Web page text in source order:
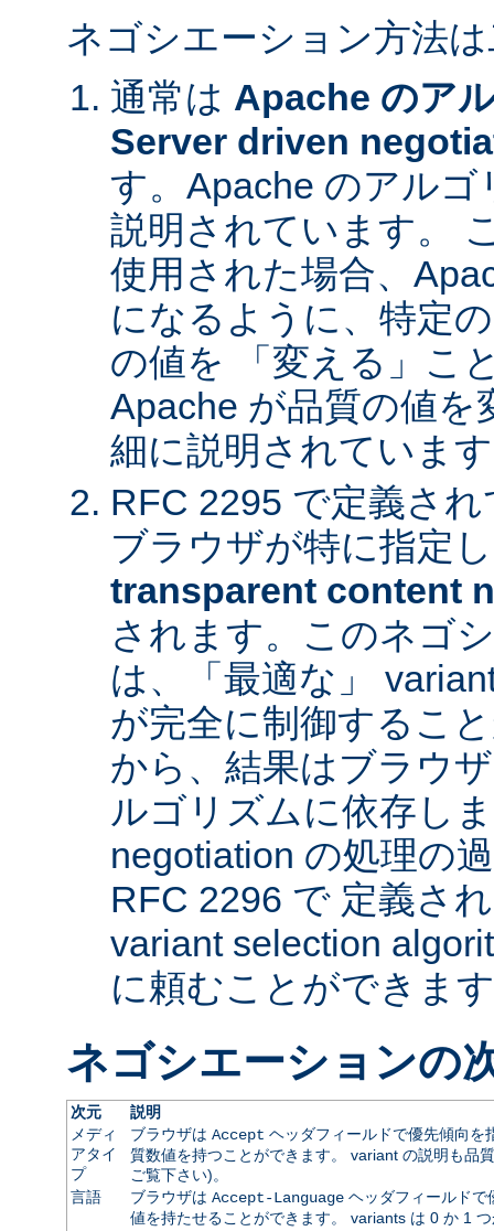
ネゴシエーション方法
通常は Apache のア
Server driven
す。Apache のアル
説明されています。
使用された場合、
になるように、特定
の値を 「変える」こ
Apache が品質の値を
細に説明されていま
RFC 2295 で定義さ
ブラウザが特に指定
transparent content
されます。このネゴ
は、「最適な」
が完全に制御するこ
から、結果はブラウ
ルゴリズムに依存し
negotiation の処理の
RFC 2296 で 定義さ
variant selection
に頼むことができま
ネゴシエーションの
次元
説明
メディ
アタイ
プ
ブラウザは Accept ヘッダフィールドで優先傾向を
質数値を持つことができます。 variant の説明も品
ご覧下さい)。
言語
ブラウザは Accept-Languageヘッダフィールドで
値を持たせることができます。 variants は 0 か 1